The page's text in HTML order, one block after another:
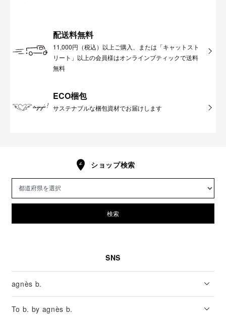
配送料無料
11,000円（税込）以上ご購入、または「キャットスト
リート」以上の会員様はオンラインブティックで送料
無料
ECO梱包
サステナブルな梱包資材でお届けします
ショップ検索
検索
SNS
agnès b.
To b. by agnès b.